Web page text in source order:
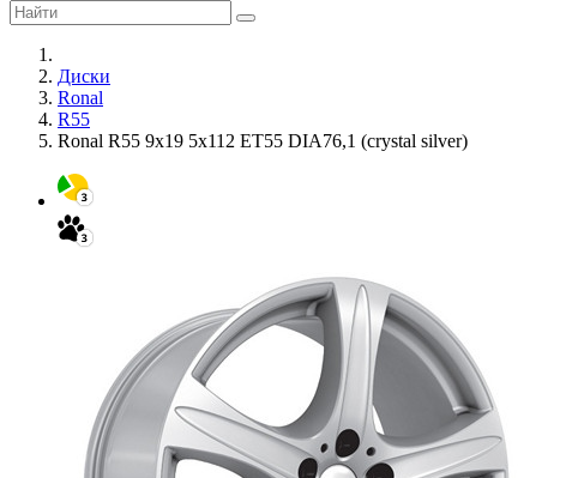
Диски
Ronal
R55
Ronal R55 9x19 5x112 ET55 DIA76,1 (crystal silver)